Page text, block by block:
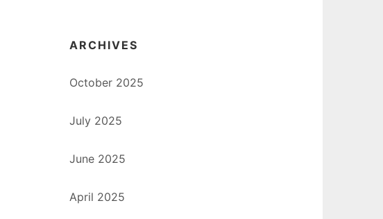
ARCHIVES
October 2025
July 2025
June 2025
April 2025